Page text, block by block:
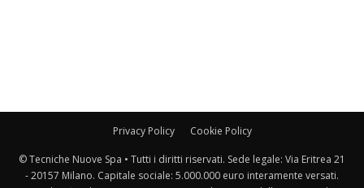
Privacy Policy Cookie Policy
© Tecniche Nuove Spa • Tutti i diritti riservati. Sede legale: Via Eritrea 21
- 20157 Milano. Capitale sociale: 5.000.000 euro interamente versati.